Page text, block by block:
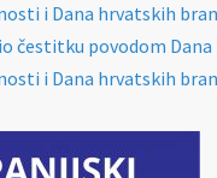
i Dana hrvatskih
čestitku povodom Dana
i Dana hrvatskih